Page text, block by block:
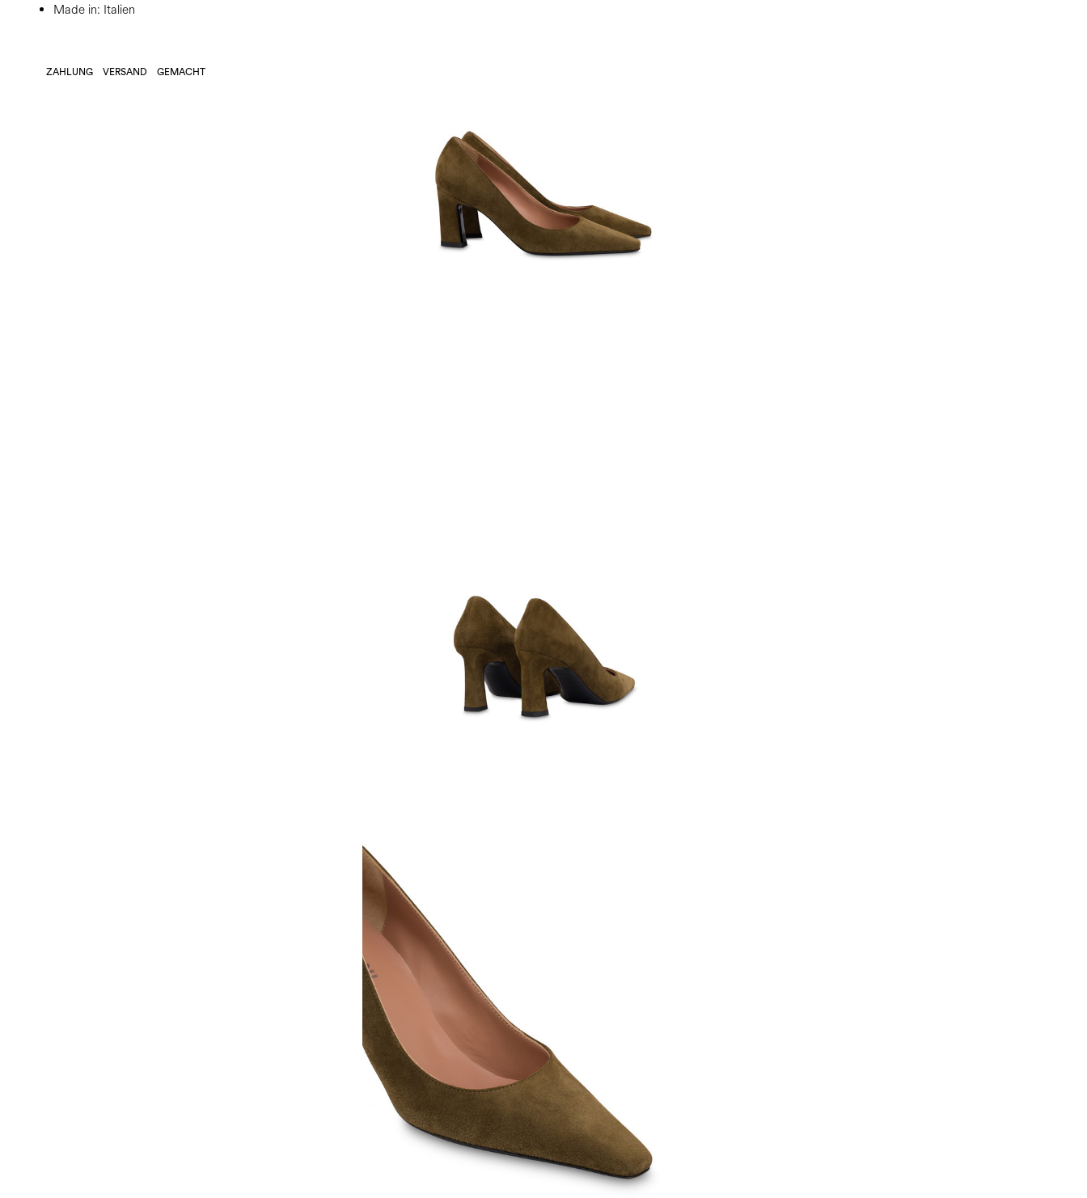
Made in: Italien
ZAHLUNG VERSAND GEMACHT